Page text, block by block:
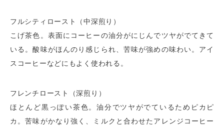
フルシティロースト（中深煎り）
こげ茶色。表面にコーヒーの油分がにじんでツヤがでてきて
いる。酸味がほんのり感じられ、苦味が強めの味わい。アイ
スコーヒーなどにもよく使われる。
フレンチロースト（深煎り）
ほとんど黒っぽい茶色。油分でツヤがでているためピカピ
カ。苦味がかなり強く、ミルクと合わせたアレンジコーヒー